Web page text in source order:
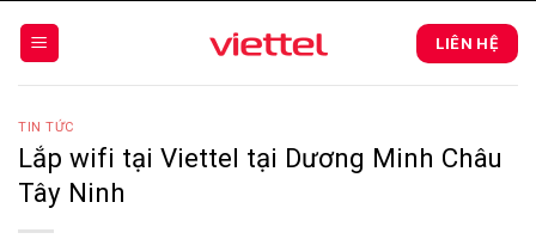
LIÊN HỆ
TIN TỨC
Lắp wifi tại Viettel tại Dương Minh Châu
Tây Ninh